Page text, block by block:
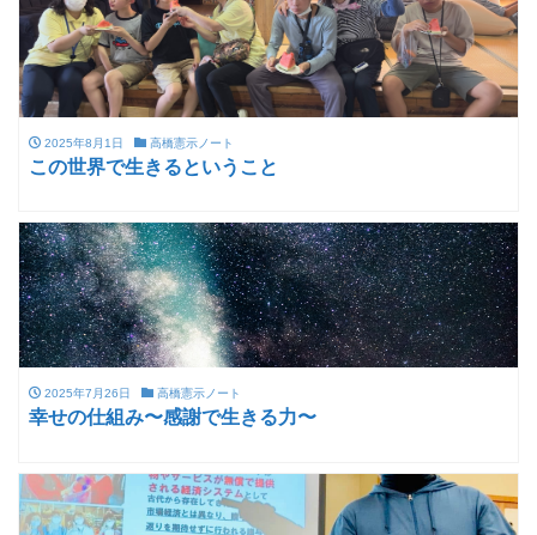
2025年8月1日 高橋憲示ノート
この世界で生きるということ
2025年7月26日 高橋憲示ノート
幸せの仕組み〜感謝で生きる力〜